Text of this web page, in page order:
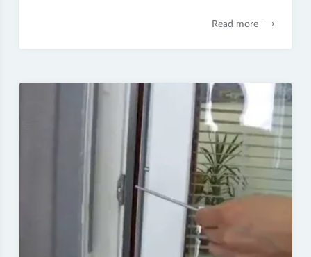
Read more ⟶